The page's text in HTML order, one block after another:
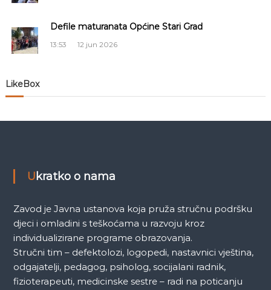
n
a
a
Defile maturanata Općine Stari Grad
13:53 12 jun 2026
LikeBox
Ukratko o nama
Zavod je Javna ustanova koja pruža stručnu podršku
djeci i omladini s teškoćama u razvoju kroz
individualizirane programe obrazovanja.
Stručni tim – defektolozi, logopedi, nastavnici vještina,
odgajatelji, pedagog, psiholog, socijalani radnik,
fizioterapeuti, medicinske sestre – radi na poticanju